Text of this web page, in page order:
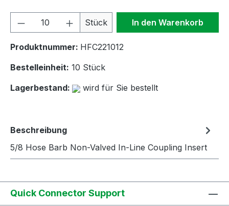
Produkt Anzahl: Gib den
Stück In den Warenkorb
Produktnummer: HFC221012
Bestelleinheit: 10 Stück
Lagerbestand:
wird für Sie bestellt
Beschreibung
5/8 Hose Barb Non-Valved In-Line Coupling Insert
Quick Connector Support